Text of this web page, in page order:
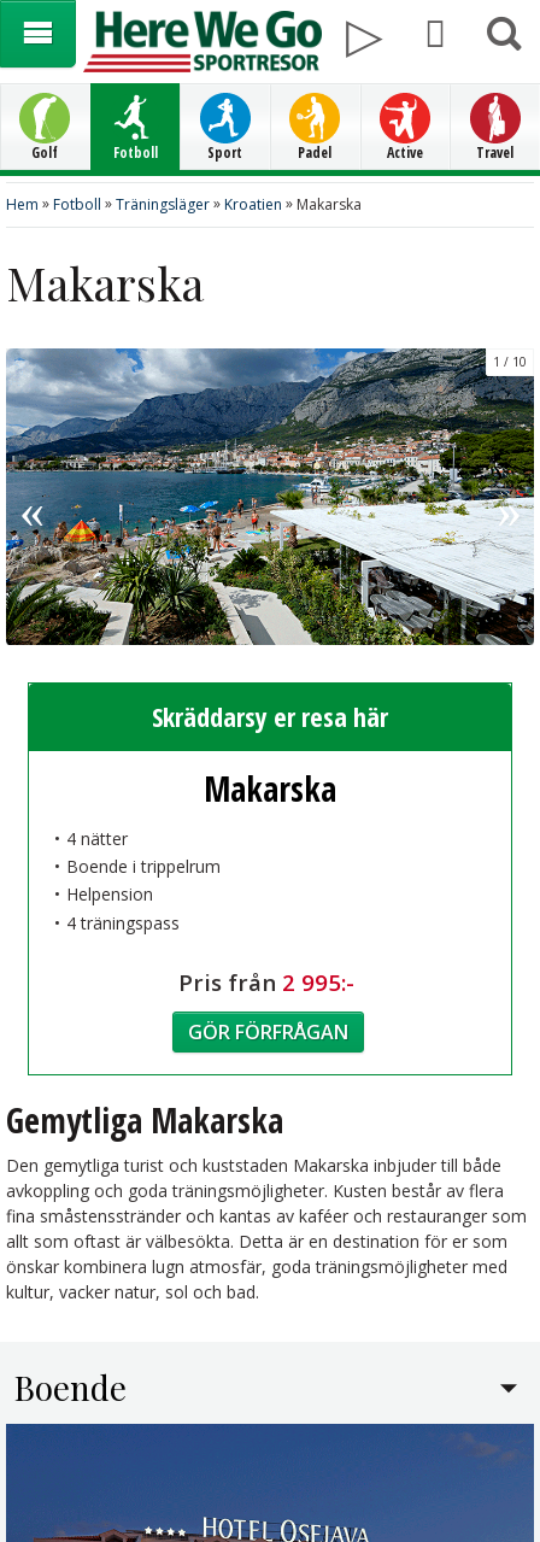
Golf Fotboll Sport Padel Active Travel
Hem »Fotboll »Träningsläger»Kroatien » Makarska
Makarska
1 10
Skräddarsy er resa här
Makarska
4 nätter
Boende i trippelrum
Helpension
4 träningspass
Pris från 2 995:-
GÖR FÖRFRÅGAN
Gemytliga Makarska
Den gemytliga turist och kuststaden Makarska inbjuder till både
avkoppling och goda träningsmöjligheter. Kusten består av flera
fina småstensstränder och kantas av kaféer och restauranger som
allt som oftast är välbesökta. Detta är en destination för er som
önskar kombinera lugn atmosfär, goda träningsmöjligheter med
kultur, vacker natur, sol och bad.
Boende